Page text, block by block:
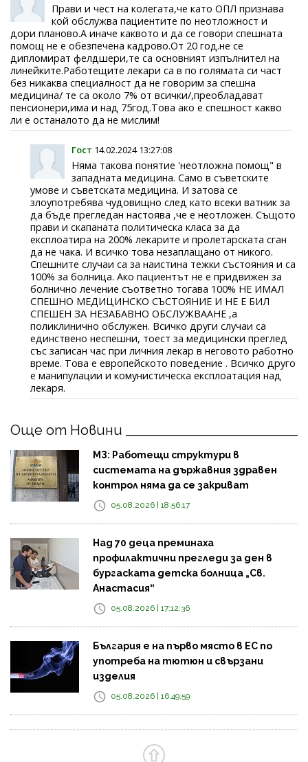
Прави и чест на колегата,че като ОПЛ признава
кой обслужва пациентите по неотложност и
дори планово.А иначе каквото и да се говори спешната
помощ не е обезпечена кадрово.От 20 год.не се
дипломират фелдшери,те са основният изпълнител на
линейките.Работещите лекари са в по голямата си част
без никаква специалност да не говорим за спешна
медицина/ те са около 7% от всички/,преобладават
пенсионери,има и над 75год.Това ако е спешност какво
ли е останалото да не мислим!
Гост 14.02.2024 13:27:08
Няма такова понятие 'неотложна помощ" в
западната медицина. Само в съветските
умове и съветската медицина. И затова се
злоупотребява чудовищно след като всеки ватник за
да бъде прегледан настоява ,че е неотложен. Същото
прави и скапаната политическа класа за да
експлоатира на 200% лекарите и пролетарската сган
да не чака. И всичко това незаплащано от никого.
Спешните случаи са за наистина тежки състояния и са
100% за болница. Ако пациентът не е придвижен за
болнично лечение съответно тогава 100% НЕ ИМАЛ
СПЕШНО МЕДИЦИНСКО СЪСТОЯНИЕ И НЕ Е БИЛ
СПЕШЕН ЗА НЕЗАБАВНО ОБСЛУЖВААНЕ ,а
поликлинично обслужен. Всичко други случаи са
единствено неспешни, тоест за медицински преглед
със записан час при личния лекар в неговото работно
време. Това е европейското поведение . Всичко друго
е манипулации и комунистическа експлоатация над
лекаря.
Още от Новини
МЗ: Работещи структури в
системата на държавния здравен
контрол няма да се закриват
05.08.2026 | 18:56:17
Над 70 деца преминаха
профилактични прегледи за ден в
бургаската детска болница „Св.
Анастасия“
05.08.2026 | 17:12:36
България е на първо място в ЕС по
употреба на тютюн и свързани
изделия
05.08.2026 | 16:49:59